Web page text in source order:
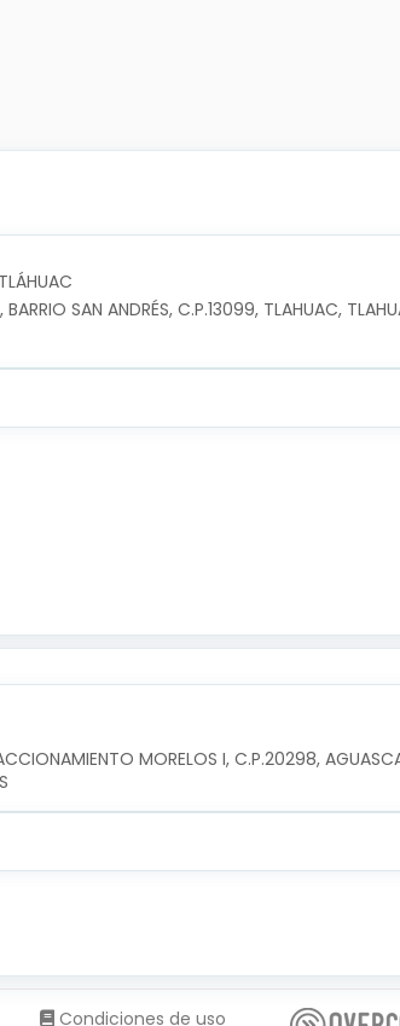
SAN ANDRÉS, C.P.13099, TLAHUAC,
MORELOS I, C.P.20298,
Condiciones de uso